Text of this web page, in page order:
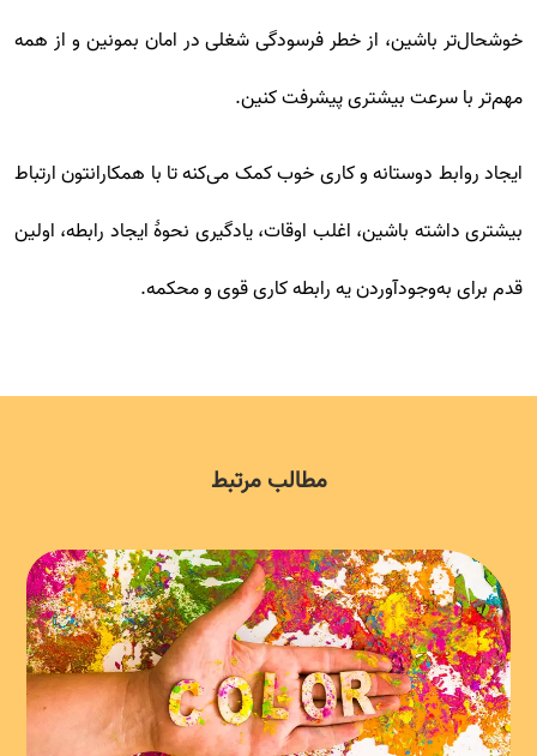
خوشحال‌تر باشین، از خطر فرسودگی شغلی در امان بمونین و از همه
مهم‌تر با سرعت بیشتری پیشرفت کنین.
ایجاد روابط دوستانه و کاری خوب کمک می‌کنه تا با همکارانتون ارتباط
بیشتری داشته باشین، اغلب اوقات، یادگیری نحوۀ ایجاد رابطه، اولین
قدم برای به‌وجودآوردن یه رابطه کاری قوی و محکمه.
مطالب مرتبط